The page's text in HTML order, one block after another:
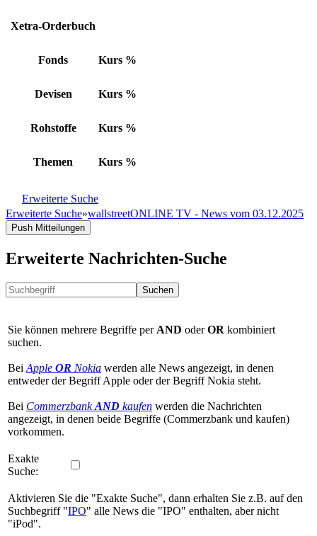
Xetra-Orderbuch
Fonds Kurs %
Devisen Kurs %
Rohstoffe Kurs %
Themen Kurs %
Erweiterte Suche
Erweiterte Suche»wallstreetONLINE TV - News vom 03.12.2025
Push Mitteilungen
Erweiterte Nachrichten-Suche
Suchen
Sie können mehrere Begriffe per AND oderOR kombiniert
suchen.
Bei Apple OR Nokia werden alle News angezeigt, in denen
entweder der Begriff Apple oder der Begriff Nokia steht.
Bei CommerzbankAND kaufen werden die Nachrichten
angezeigt, in denen beide Begriffe (Commerzbank und kaufen)
vorkommen.
Exakte
Suche:
Aktivieren Sie die "Exakte Suche", dann erhalten Sie z.B. auf den
Suchbegriff "IPO" alle News die "IPO" enthalten, aber nicht
"iPod".